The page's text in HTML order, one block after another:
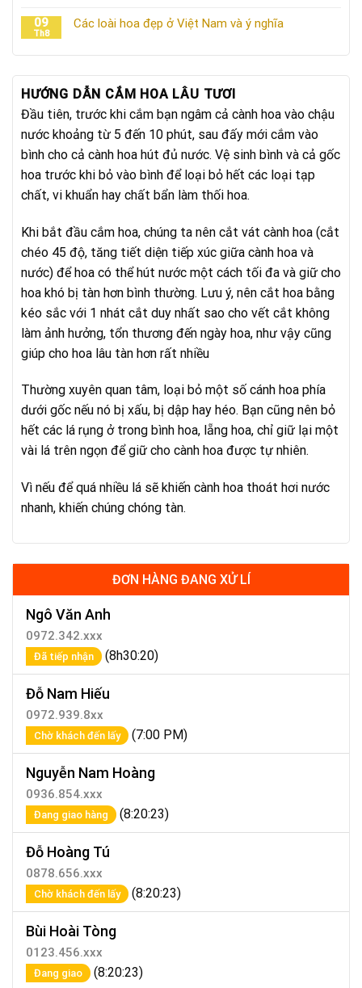
09
Th8
Các loài hoa đẹp ở Việt Nam và ý nghĩa
HƯỚNG DẪN CẮM HOA LÂU TƯƠI
Đầu tiên, trước khi cắm bạn ngâm cả cành hoa vào chậu
nước khoảng từ 5 đến 10 phút, sau đấy mới cắm vào
bình cho cả cành hoa hút đủ nước. Vệ sinh bình và cả gốc
hoa trước khi bỏ vào bình để loại bỏ hết các loại tạp
chất, vi khuẩn hay chất bẩn làm thối hoa.
Khi bắt đầu cắm hoa, chúng ta nên cắt vát cành hoa (cắt
chéo 45 độ, tăng tiết diện tiếp xúc giữa cành hoa và
nước) để hoa có thể hút nước một cách tối đa và giữ cho
hoa khó bị tàn hơn bình thường. Lưu ý, nên cắt hoa bằng
kéo sắc với 1 nhát cắt duy nhất sao cho vết cắt không
làm ảnh hưởng, tổn thương đến ngày hoa, như vậy cũng
giúp cho hoa lâu tàn hơn rất nhiều
Thường xuyên quan tâm, loại bỏ một số cánh hoa phía
dưới gốc nếu nó bị xấu, bị dập hay héo. Bạn cũng nên bỏ
hết các lá rụng ở trong bình hoa, lẵng hoa, chỉ giữ lại một
vài lá trên ngọn để giữ cho cành hoa được tự nhiên.
Vì nếu để quá nhiều lá sẽ khiến cành hoa thoát hơi nước
nhanh, khiến chúng chóng tàn.
ĐƠN HÀNG ĐANG XỬ LÍ
Ngô Văn Anh
0972.342.xxx
Đã tiếp nhận (8h30:20)
Đỗ Nam Hiếu
0972.939.8xx
Chờ khách đến lấy (7:00 PM)
Nguyễn Nam Hoàng
0936.854.xxx
Đang giao hàng (8:20:23)
Đỗ Hoàng Tú
0878.656.xxx
Chờ khách đến lấy (8:20:23)
Bùi Hoài Tòng
0123.456.xxx
Đang giao (8:20:23)